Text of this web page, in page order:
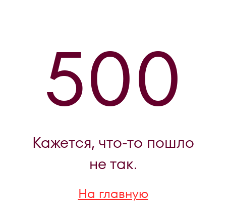
500
Кажется, что-то пошло
не так.
На главную